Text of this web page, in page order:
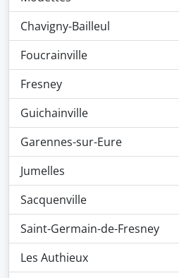
Chavigny-Bailleul
Foucrainville
Fresney
Guichainville
Garennes-sur-Eure
Jumelles
Sacquenville
Saint-Germain-de-Fresney
Les Authieux